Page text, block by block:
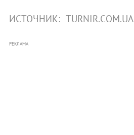
ИСТОЧНИК: TURNIR.COM.UA
РЕКЛАМА